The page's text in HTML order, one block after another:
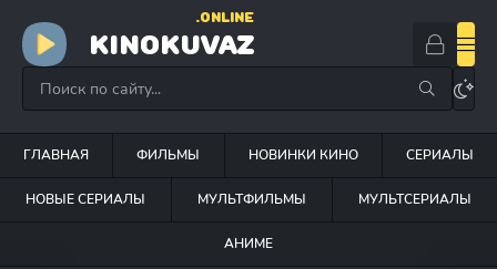
KINOKUVAZ
.ONLINE
ГЛАВНАЯ ФИЛЬМЫ НОВИНКИ КИНО СЕРИАЛЫ
НОВЫЕ СЕРИАЛЫ МУЛЬТФИЛЬМЫ МУЛЬТСЕРИАЛЫ
АНИМЕ